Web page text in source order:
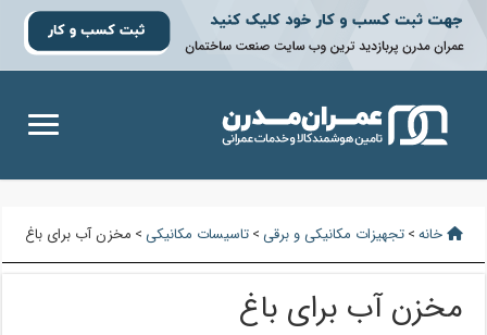
خانه> تجهیزات مکانیکی و برقی> تاسیسات مکانیکی> مخزن آب برای باغ
مخزن آب برای باغ